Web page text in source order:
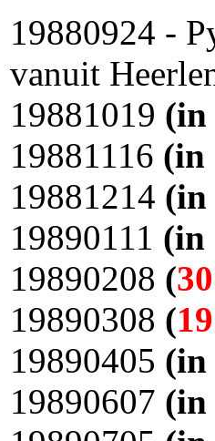
19880924 -
vanuit
19881019 (in
19881116 (in
19881214 (in
19890111 (in
19890208 (
19890308 (
19890405 (in
19890607 (in